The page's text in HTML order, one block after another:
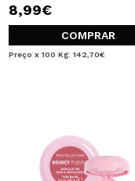
8,99€
COMPRAR
Preço x 100 Kg: 142,70€